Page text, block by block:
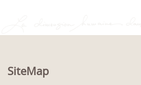
SiteMap